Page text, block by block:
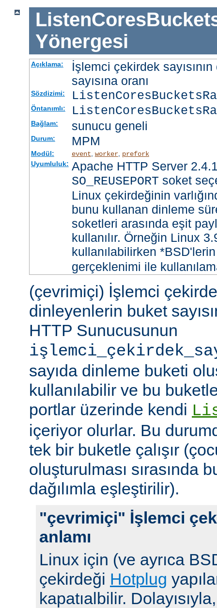
Yönergesi
Açıklama:
İşlemci çekirdek
sayısına oranı
Sözdizimi:
Öntanımlı:
Bağlam: sunucu geneli
Durum: MPM
Modül: event worker, prefork
Uyumluluk: Apache HTTP Server
SO_REUSEPORT soket
Linux çekirdeğinin
bunu kullanan dinleme
soketleri arasında eşit
kullanılır. Örneğin Linux
kullanılabilirken
gerçeklenimi ile
(çevrimiçi) İşlemci
dinleyenlerin buket
HTTP Sunucusunun
sayıda dinleme buketi
kullanılabilir ve bu
portlar üzerinde kendi
içeriyor olurlar. Bu
tek bir buketle çalışır
oluşturulması sırasında
dağılımla eşleştirilir).
"çevrimiçi" İşlemci
anlamı
Linux için (ve ayrıca
çekirdeği Hotplug
kapatıalbilir. Dolayısıyla,